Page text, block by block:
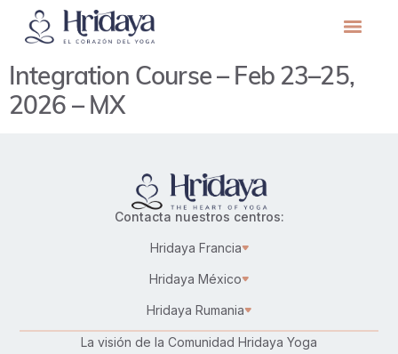
Integration Course – Feb 23–25,
2026 – MX
Contacta nuestros centros:
Hridaya Francia
Hridaya México
Hridaya Rumania
La visión de la Comunidad Hridaya Yoga